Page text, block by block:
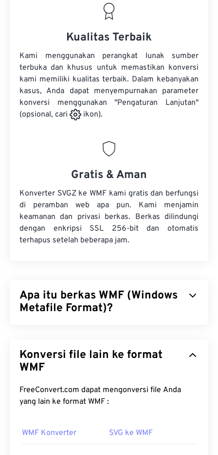
Kualitas Terbaik
Kami menggunakan perangkat lunak sumber
terbuka dan khusus untuk memastikan konversi
kami memiliki kualitas terbaik. Dalam kebanyakan
kasus, Anda dapat menyempurnakan parameter
konversi menggunakan "Pengaturan Lanjutan"
(opsional, cari
ikon).
Gratis & Aman
Konverter SVGZ ke WMF kami gratis dan berfungsi
di peramban web apa pun. Kami menjamin
keamanan dan privasi berkas. Berkas dilindungi
dengan enkripsi SSL 256-bit dan otomatis
terhapus setelah beberapa jam.
Apa itu berkas WMF (Windows
Metafile Format)?
menyimpan gambar vektor dan bitmap. Microsoft
merancang WMF untuk berbagi data grafis antar
dari Enhanced Windows Metafile (EMF) 32-bit.
WMF?
Konversi file lain ke format
WMF
FreeConvert.com dapat mengonversi file Anda
yang lain ke format WMF :
WMF Konverter SVG ke WMF